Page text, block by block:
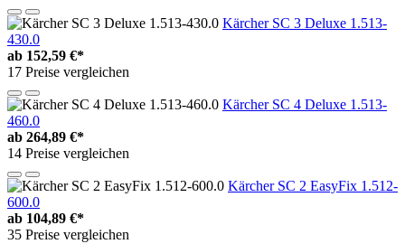
Kärcher SC 3 Deluxe 1.513-
430.0
ab 152,59 €*
17 Preise vergleichen
Kärcher SC 4 Deluxe 1.513-
460.0
ab 264,89 €*
14 Preise vergleichen
Kärcher SC 2 EasyFix 1.512-
600.0
ab 104,89 €*
35 Preise vergleichen